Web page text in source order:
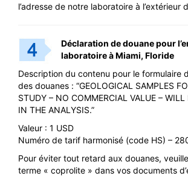
l’adresse de notre laboratoire à l’extérieur
Déclaration de douane pour
laboratoire à Miami, Floride
Description du contenu pour le formulaire
des douanes : “GEOLOGICAL SAMPLES
STUDY – NO COMMERCIAL VALUE – WILL
IN THE ANALYSIS.”
Valeur : 1 USD
Numéro de tarif harmonisé (code HS) –
Pour éviter tout retard aux douanes,
terme « coprolite » dans vos documents